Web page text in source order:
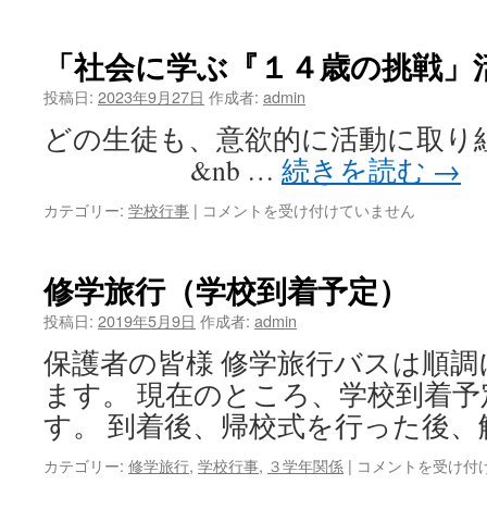
動
報
告
学
ぶ
『１
歳
の
挑
戦」
活
様
子
②
は
「社会に学ぶ『１４歳の挑戦
投稿日: 2023年9月27日 作成者: admin
どの生徒も、意欲的に活動に
&nb … 続きを読む →
カテゴリー: 学校行事 | 「社
学
ぶ
『１
歳
の
挑
戦」
動
コメントを受け付けていません
修学旅行（学校到着予定）
投稿日: 2019年5月9日 作成者: admin
保護者の皆様 修学旅行バスは順
ます。 現在のところ、学校到着
す。 到着後、帰校式を行った後
カテゴリー: 修学旅行, 学校行事, ３学年関係 | 修
コメントを受け付